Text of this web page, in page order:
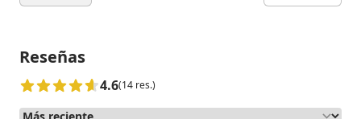
Reseñas
4.6(14 res.)